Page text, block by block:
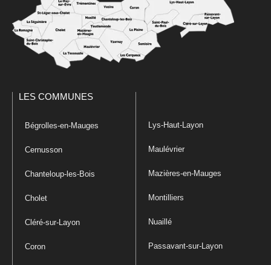
LES COMMUNES
Bégrolles-en-Mauges
Cernusson
Chanteloup-les-Bois
Cholet
Cléré-sur-Layon
Coron
Lys-Haut-Layon
Maulévrier
Mazières-en-Mauges
Montilliers
Nuaillé
Passavant-sur-Layon